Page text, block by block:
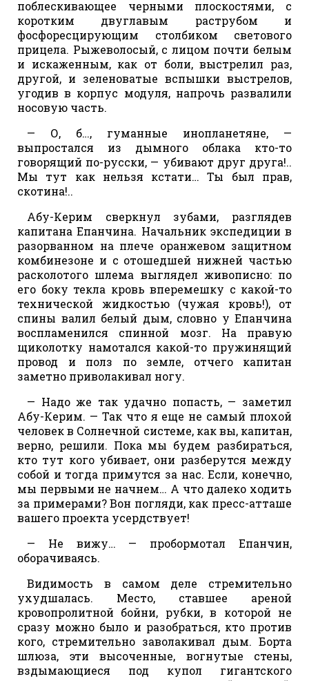
поблескивающее черными плоскостями, с
коротким двуглавым раструбом и
фосфоресцирующим столбиком светового
прицела. Рыжеволосый, с лицом почти белым
и искаженным, как от боли, выстрелил раз,
другой, и зеленоватые вспышки выстрелов,
угодив в корпус модуля, напрочь развалили
носовую часть.
— О, б…, гуманные инопланетяне, —
выпростался из дымного облака кто-то
говорящий по-русски, — убивают друг друга!..
Мы тут как нельзя кстати… Ты был прав,
скотина!..
Абу-Керим сверкнул зубами, разглядев
капитана Епанчина. Начальник экспедиции в
разорванном на плече оранжевом защитном
комбинезоне и с отошедшей нижней частью
расколотого шлема выглядел живописно: по
его боку текла кровь вперемешку с какой-то
технической жидкостью (чужая кровь!), от
спины валил белый дым, словно у Епанчина
воспламенился спинной мозг. На правую
щиколотку намотался какой-то пружинящий
провод и полз по земле, отчего капитан
заметно приволакивал ногу.
— Надо же так удачно попасть, — заметил
Абу-Керим. — Так что я еще не самый плохой
человек в Солнечной системе, как вы, капитан,
верно, решили. Пока мы будем разбираться,
кто тут кого убивает, они разберутся между
собой и тогда примутся за нас. Если, конечно,
мы первыми не начнем… А что далеко ходить
за примерами? Вон погляди, как пресс-атташе
вашего проекта усердствует!
— Не вижу… — пробормотал Епанчин,
оборачиваясь.
Видимость в самом деле стремительно
ухудшалась. Место, ставшее ареной
кровопролитной бойни, рубки, в которой не
сразу можно было и разобраться, кто против
кого, стремительно заволакивал дым. Борта
шлюза, эти высоченные, вогнутые стены,
вздымающиеся под купол гигантского